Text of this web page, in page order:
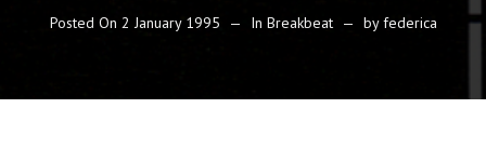
Posted On 2 January 1995 In Breakbeat byfederica